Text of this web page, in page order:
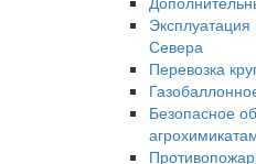
Севера
Перевозка
Безопасное